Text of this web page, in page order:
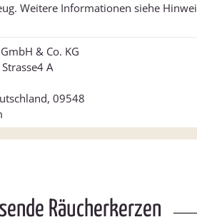
Weitere Informationen siehe
& Co. KG
A
09548
Räucherkerzen